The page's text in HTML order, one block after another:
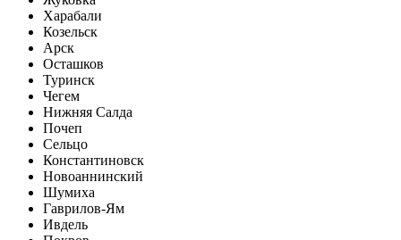
Харабали
Козельск
Арск
Осташков
Туринск
Чегем
Нижняя Салда
Почеп
Сельцо
Константиновск
Новоаннинский
Шумиха
Гаврилов-Ям
Ивдель